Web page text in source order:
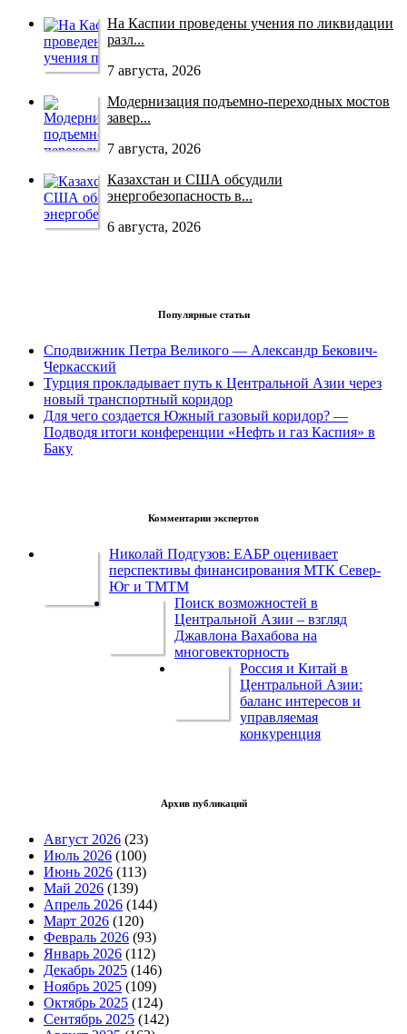
На Каспии проведены учения по ликвидации
разл...
7 августа, 2026
Модернизация подъемно-переходных мостов
завер...
7 августа, 2026
Казахстан и США обсудили
энергобезопасность в...
6 августа, 2026
Популярные статьи
Сподвижник Петра Великого — Александр Бекович-
Черкасский
Турция прокладывает путь к Центральной Азии через
новый транспортный коридор
Для чего создается Южный газовый коридор? —
Подводя итоги конференции «Нефть и газ Каспия» в
Баку
Комментарии экспертов
Николай Подгузов: ЕАБР оценивает
перспективы финансирования МТК Север-
Юг и ТМТМ
Поиск возможностей в
Центральной Азии – взгляд
Джавлона Вахабова на
многовекторность
Россия и Китай в
Центральной Азии:
баланс интересов и
управляемая
конкуренция
Архив публикаций
Август 2026 (23)
Июль 2026 (100)
Июнь 2026 (113)
Май 2026 (139)
Апрель 2026 (144)
Март 2026 (120)
Февраль 2026 (93)
Январь 2026 (112)
Декабрь 2025 (146)
Ноябрь 2025 (109)
Октябрь 2025 (124)
Сентябрь 2025 (142)